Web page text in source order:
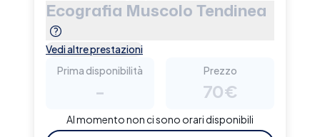
Ecografia Muscolo Tendinea
Vedi altre prestazioni
Prima disponibilità
-
Prezzo
70€
Al momento non ci sono orari disponibili